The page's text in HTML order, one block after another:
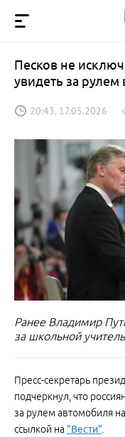
Песков не
увидеть за рулем
20:43, 17.05.2026
Ранее Владимир
за школьной
Пресс-секретарь
подчеркнул, что
за рулем автомобиля
ссылкой на "Вести".